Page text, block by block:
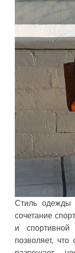
Стиль одежды
сочетание
и
позволяет,